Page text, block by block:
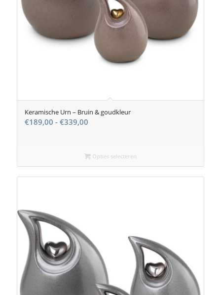
Keramische Urn – Bruin & goudkleur
€189,00 - €339,00Prijsklasse:
€339,00
Opties selecteren